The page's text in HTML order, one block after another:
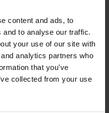
content and ads, to
to analyse our traffic.
your use of our site with
analytics partners who
that you’ve
collected from your use
MARKSLÖJD
Edgar golvlampa
899 kr